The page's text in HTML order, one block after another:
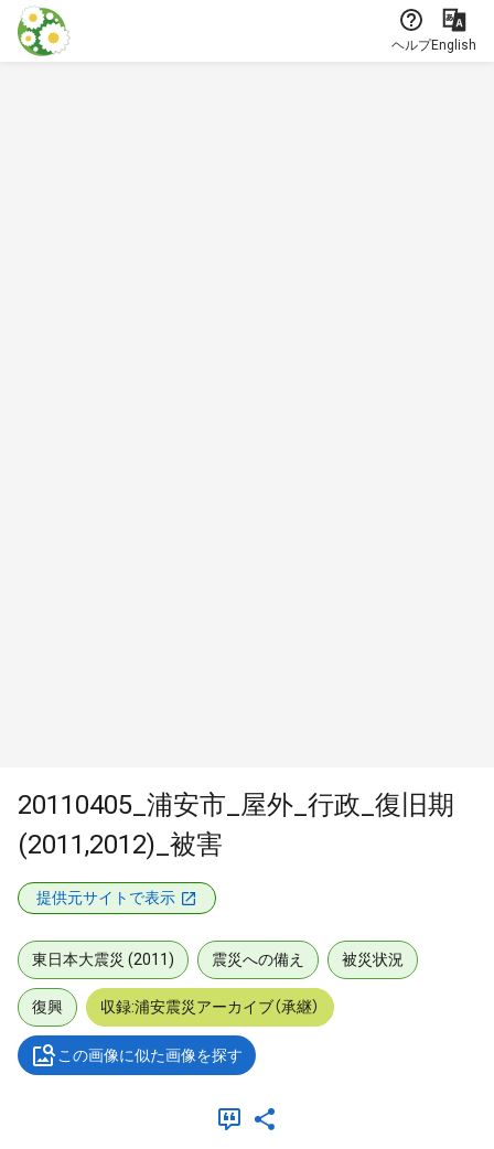
本文に飛ぶ
ヘルプEnglish
20110405_浦安市_屋外_行政_復旧期
(2011,2012)_被害
提供元サイトで表示
東日本大震災 (2011) 震災への備え 被災状況
復興 収録:浦安震災アーカイブ（承継）
この画像に似た画像を探す